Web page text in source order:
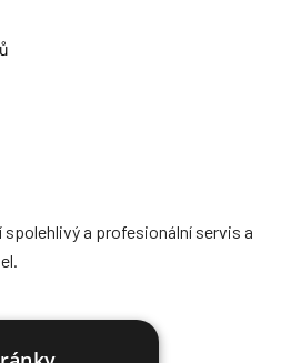
a profesionální servis a